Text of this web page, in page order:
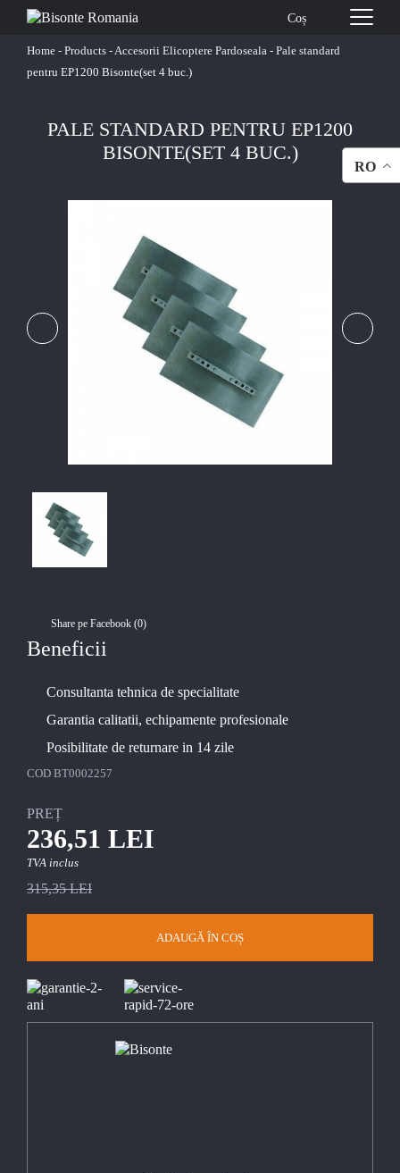
Coș
Home - Products -Accesorii Elicoptere Pardoseala - Pale standard
pentru EP1200 Bisonte(set 4 buc.)
PALE STANDARD PENTRU EP1200
BISONTE(SET 4 BUC.)
Share pe Facebook (0)
Beneficii
Consultanta tehnica de specialitate
Garantia calitatii, echipamente profesionale
Posibilitate de returnare in 14 zile
COD BT0002257
PREȚ
236,51 LEI
TVA inclus
315,35 LEI
ADAUGĂ ÎN COȘ
RO